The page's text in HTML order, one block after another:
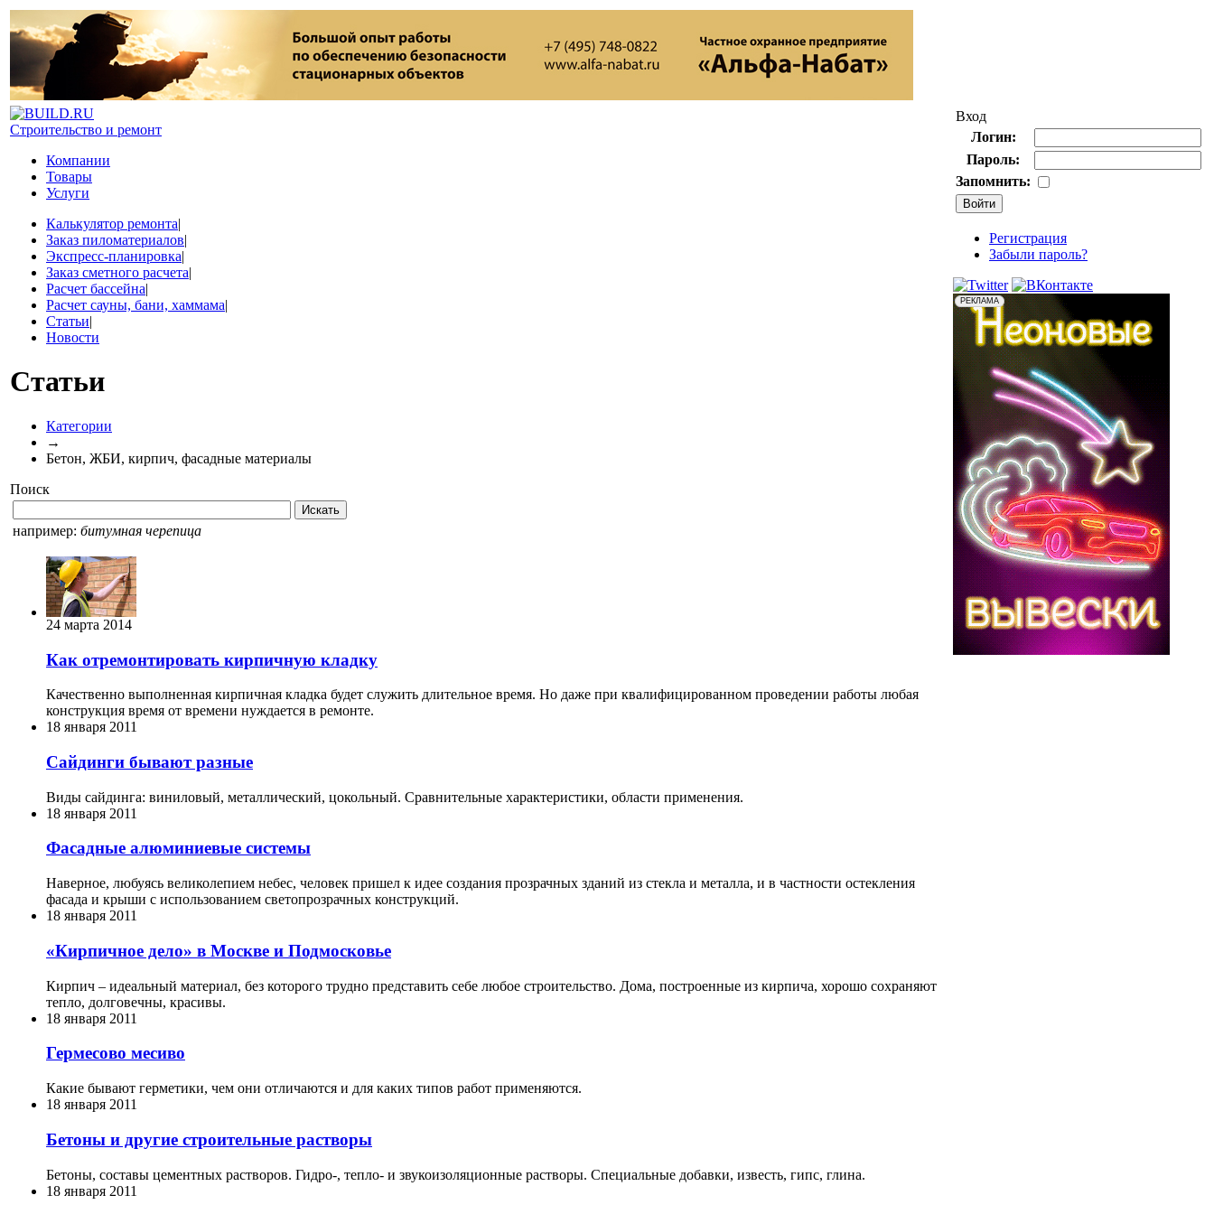
Строительство и ремонт
Компании
Товары
Услуги
Калькулятор ремонта|
Заказ пиломатериалов|
Экспресс-планировка|
Заказ сметного расчета|
Расчет бассейна|
Расчет сауны, бани, хаммама|
Статьи|
Новости
Статьи
Категории
→
Бетон, ЖБИ, кирпич, фасадные материалы
Поиск
например: битумная черепица
24 марта 2014
Как отремонтировать кирпичную кладку
Качественно выполненная кирпичная кладка будет служить длительное время. Но даже при квалифицированном проведении работы любая
конструкция время от времени нуждается в ремонте.
18 января 2011
Сайдинги бывают разные
Виды сайдинга: виниловый, металлический, цокольный. Сравнительные характеристики, области применения.
18 января 2011
Фасадные алюминиевые системы
Наверное, любуясь великолепием небес, человек пришел к идее создания прозрачных зданий из стекла и металла, и в частности остекления
фасада и крыши с использованием светопрозрачных конструкций.
18 января 2011
«Кирпичное дело» в Москве и Подмосковье
Кирпич – идеальный материал, без которого трудно представить себе любое строительство. Дома, построенные из кирпича, хорошо сохраняют
тепло, долговечны, красивы.
18 января 2011
Гермесово месиво
Какие бывают герметики, чем они отличаются и для каких типов работ применяются.
18 января 2011
Бетоны и другие строительные растворы
Бетоны, составы цементных растворов. Гидро-, тепло- и звукоизоляционные растворы. Специальные добавки, известь, гипс, глина.
18 января 2011
Вход
Логин:
Пароль:
Запомнить:
Регистрация
Забыли пароль?